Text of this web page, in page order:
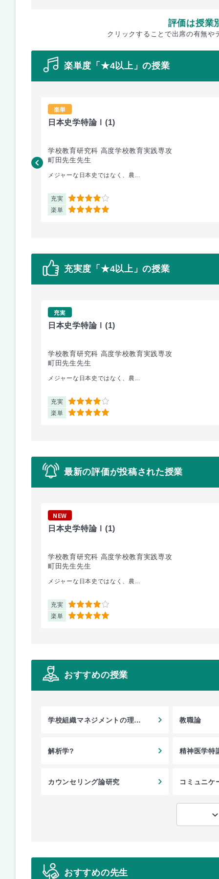
評価は授業
クリックすることで出席の有無や
楽単度「★4以上」の授業
楽単
日本史学特論Ⅰ (1)
学校教育研究科 高度学校教育実践専攻
町田先生先生
メジャーな日本史ではなく、農...
充実 4
楽単 5
充実度「★4以上」の授業
充実
日本史学特論Ⅰ (1)
学校教育研究科 高度学校教育実践専攻
町田先生先生
メジャーな日本史ではなく、農...
充実 4
楽単 5
最新の評価が投稿された授業
NEW
日本史学特論Ⅰ (1)
学校教育研究科 高度学校教育実践専攻
町田先生先生
メジャーな日本史ではなく、農...
充実 4
楽単 5
おすすめの授業
学校組織マネジメントの理論
教職論
解析学? 精神医学特
カウンセリング論研究
コミュニケ
おすすめの先生